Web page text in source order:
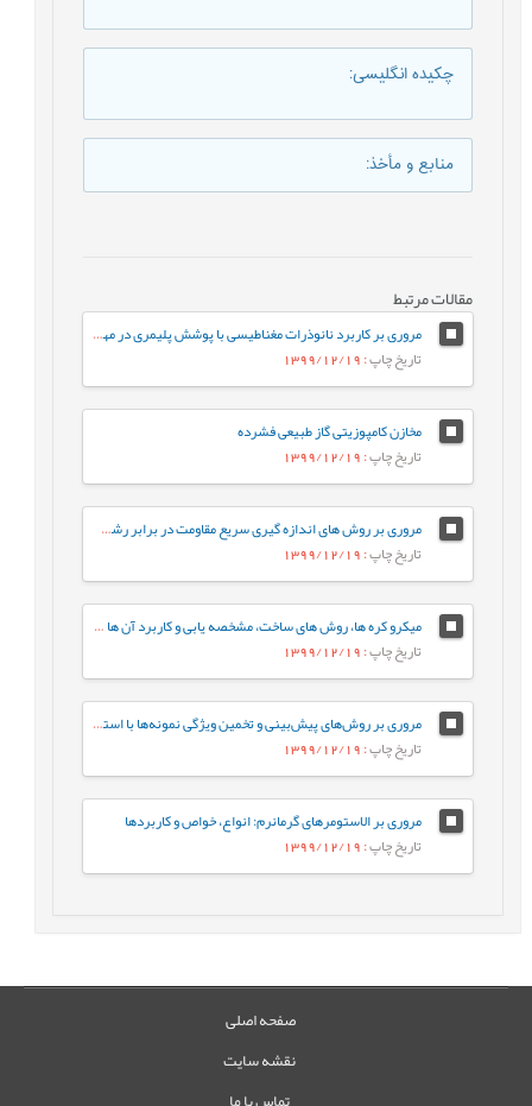
چکیده انگلیسی:
منابع و مأخذ:
مقالات مرتبط
مروری بر کاربرد نانوذرات مغناطیسی با پوشش پلیمری در مهندسی بافت
تاریخ چاپ: 1399/12/19
مخازن کامپوزیتی گاز طبیعی فشرده
تاریخ چاپ: 1399/12/19
مروری بر روش های اندازه گیری سریع مقاومت در برابر رشد آهسته ترک پلی اتیلن سنگین
تاریخ چاپ: 1399/12/19
میکرو کره ها، روش های ساخت، مشخصه يابی و کاربرد آن ها در دارورسانی
تاریخ چاپ: 1399/12/19
مروری بر روش‌های پیش‌بینی و تخمین ویژگی نمونه‌ها با استفاده از روش‌های تجزیه‌ای و الگوریتم‌های یادگیری ماشین
تاریخ چاپ: 1399/12/19
مروری بر الاستومرهای گرمانرم: انواع، خواص و کاربردها
تاریخ چاپ: 1399/12/19
صفحه اصلی
نقشه سایت